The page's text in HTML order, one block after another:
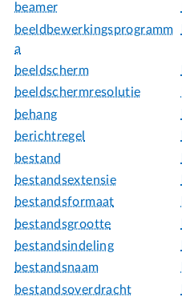
beamer
beeldbewerkingsprogramm
a
beeldscherm
beeldschermresolutie
behang
berichtregel
bestand
bestandsextensie
bestandsformaat
bestandsgrootte
bestandsindeling
bestandsnaam
bestandsoverdracht